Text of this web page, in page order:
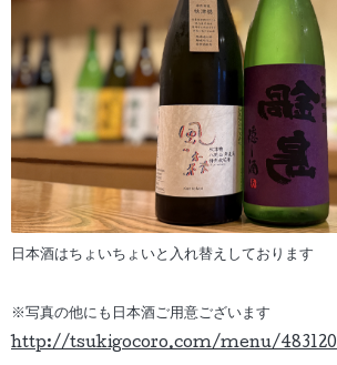
日本酒はちょいちょいと入れ替えしております
※写真の他にも日本酒ご用意ございます
http://tsukigocoro.com/menu/483120